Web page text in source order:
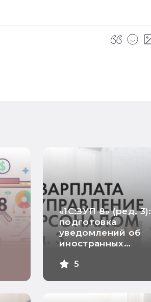
«1С:ЗУП 8» (ред. 3):
подготовка
уведомлений об
иностранных
5